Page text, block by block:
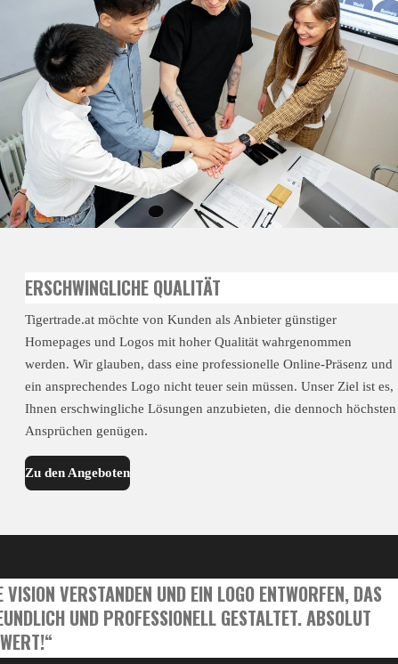
ERSCHWINGLICHE QUALITÄT
Tigertrade.at möchte von Kunden als Anbieter günstiger
Homepages und Logos mit hoher Qualität wahrgenommen
werden. Wir glauben, dass eine professionelle Online-Präsenz und
ein ansprechendes Logo nicht teuer sein müssen. Unser Ziel ist es,
Ihnen erschwingliche Lösungen anzubieten, die dennoch höchsten
Ansprüchen genügen.
Zu den Angeboten
VERSTANDEN UND EIN LOGO ENTWORFEN, DAS
UND PROFESSIONELL GESTALTET. ABSOLUT